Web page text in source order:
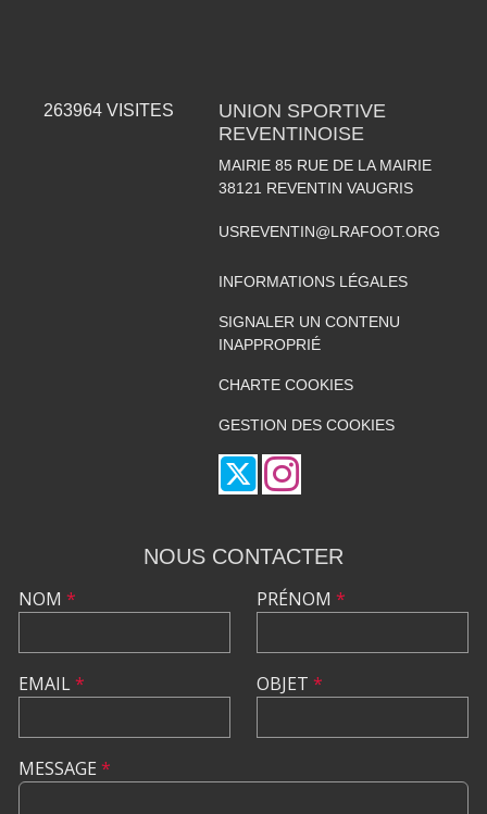
263964 VISITES
UNION SPORTIVE
REVENTINOISE
MAIRIE 85 RUE DE LA MAIRIE
38121 REVENTIN VAUGRIS
USREVENTIN@LRAFOOT.ORG
INFORMATIONS LÉGALES
SIGNALER UN CONTENU
INAPPROPRIÉ
CHARTE COOKIES
GESTION DES COOKIES
NOUS CONTACTER
NOM *
EMAIL*
PRÉNOM *
OBJET *
MESSAGE *